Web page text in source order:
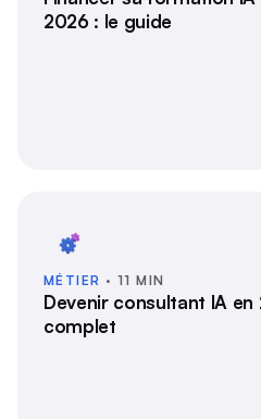
2026 : le guide
MÉTIER · 11 MIN
Devenir consultant IA
complet